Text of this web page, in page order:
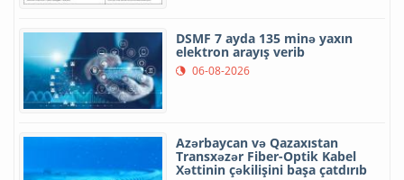
DSMF 7 ayda 135 minə yaxın
elektron arayış verib
06-08-2026
Azərbaycan və Qazaxıstan
Transxəzər Fiber-Optik Kabel
Xəttinin çəkilişini başa çatdırıb